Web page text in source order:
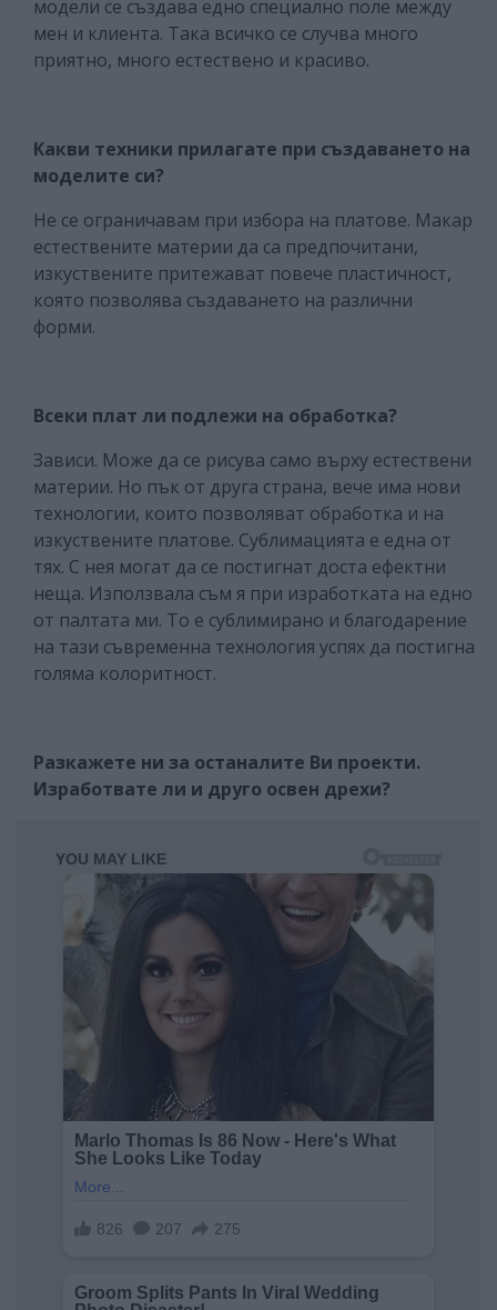
модели се създава едно специално поле между
мен и клиента. Така всичко се случва много
приятно, много естествено и красиво.
Какви техники прилагате при създаването на
моделите си?
Не се ограничавам при избора на платове. Макар
естествените материи да са предпочитани,
изкуствените притежават повече пластичност,
която позволява създаването на различни
форми.
Всеки плат ли подлежи на обработка?
Зависи. Може да се рисува само върху естествени
материи. Но пък от друга страна, вече има нови
технологии, които позволяват обработка и на
изкуствените платове. Сублимацията е една от
тях. С нея могат да се постигнат доста ефектни
неща. Използвала съм я при изработката на едно
от палтата ми. То е сублимирано и благодарение
на тази съвременна технология успях да постигна
голяма колоритност.
Разкажете ни за останалите Ви проекти.
Изработвате ли и друго освен дрехи?